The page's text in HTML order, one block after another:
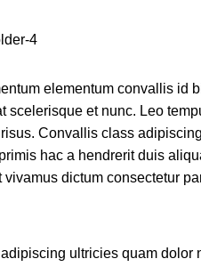
elementum convallis id
scelerisque et nunc. Leo
Convallis class
hac a hendrerit duis
dictum consectetur
ultricies quam dolor